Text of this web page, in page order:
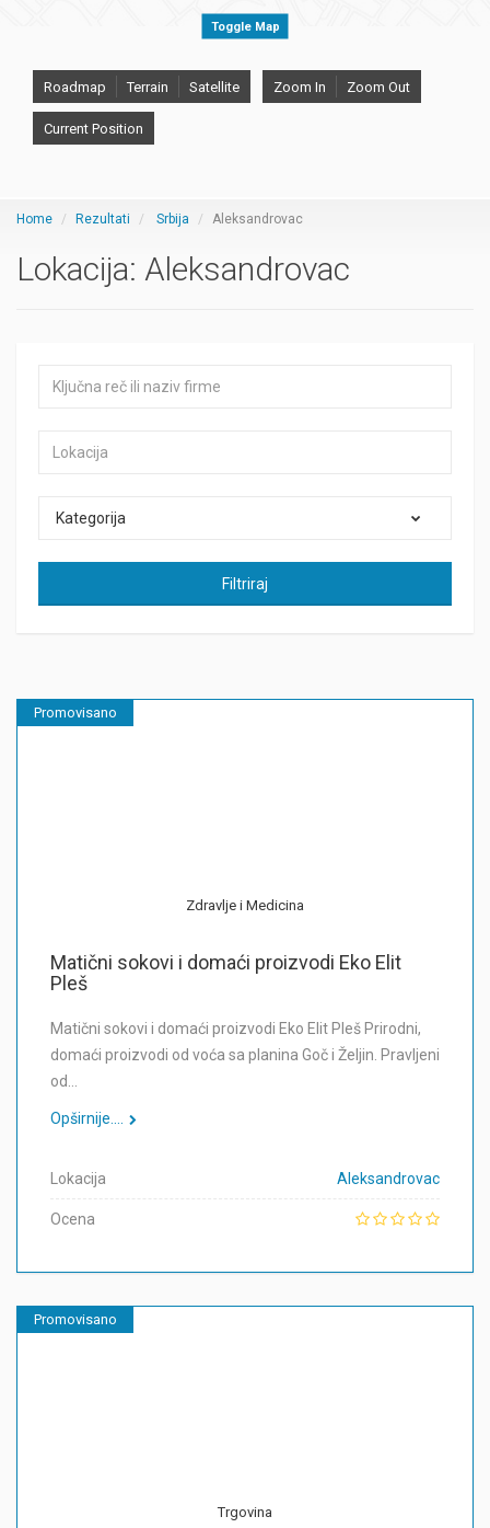
Toggle Map
Roadmap Terrain Satellite Zoom In Zoom Out
Current Position
Home Rezultati Srbija Aleksandrovac
Lokacija: Aleksandrovac
Kategorija
Filtriraj
Promovisano
Zdravlje i Medicina
Matični sokovi i domaći proizvodi Eko Elit
Pleš
Matični sokovi i domaći proizvodi Eko Elit Pleš Prirodni,
domaći proizvodi od voća sa planina Goč i Željin. Pravljeni
od…
Opširnije....
Lokacija Aleksandrovac
Ocena
Promovisano
Trgovina